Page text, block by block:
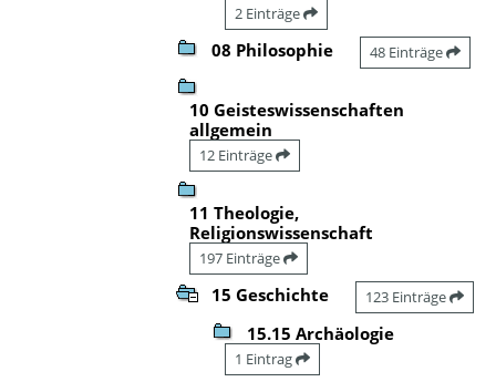
2 Einträge
08 Philosophie 48 Einträge
10 Geisteswissenschaften
allgemein
12 Einträge
11 Theologie,
Religionswissenschaft
197 Einträge
15 Geschichte 123 Einträge
15.15 Archäologie
1 Eintrag